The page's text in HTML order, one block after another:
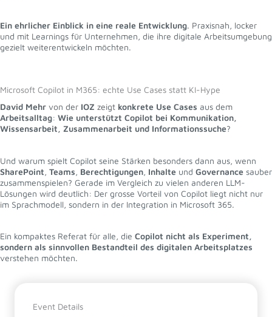
Ein ehrlicher Einblick in eine reale Entwicklung. Praxisnah, locker
und mit Learnings für Unternehmen, die ihre digitale Arbeitsumgebung
gezielt weiterentwickeln möchten.
Microsoft Copilot in M365: echte Use Cases statt KI-Hype
David Mehr von der IOZ zeigt konkrete Use Cases aus dem
Arbeitsalltag: Wie unterstützt Copilot bei Kommunikation,
Wissensarbeit, Zusammenarbeit und Informationssuche?
Und warum spielt Copilot seine Stärken besonders dann aus, wenn
SharePoint, Teams, Berechtigungen, Inhalte und Governance sauber
zusammenspielen? Gerade im Vergleich zu vielen anderen LLM-
Lösungen wird deutlich: Der grosse Vorteil von Copilot liegt nicht nur
im Sprachmodell, sondern in der Integration in Microsoft 365.
Ein kompaktes Referat für alle, die Copilot nicht als Experiment,
sondern als sinnvollen Bestandteil des digitalen Arbeitsplatzes
verstehen möchten.
Event Details